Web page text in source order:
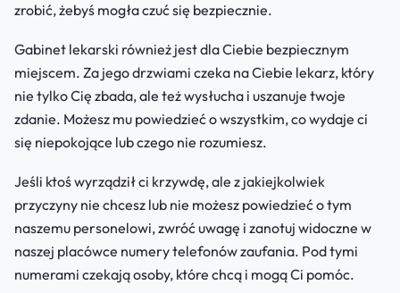
zrobić, żebyś mogła czuć się bezpiecznie.
Gabinet lekarski również jest dla Ciebie bezpiecznym
miejscem. Za jego drzwiami czeka na Ciebie lekarz, który
nie tylko Cię zbada, ale też wysłucha i uszanuje twoje
zdanie. Możesz mu powiedzieć o wszystkim, co wydaje ci
się niepokojące lub czego nie rozumiesz.
Jeśli ktoś wyrządził ci krzywdę, ale z jakiejkolwiek
przyczyny nie chcesz lub nie możesz powiedzieć o tym
naszemu personelowi, zwróć uwagę i zanotuj widoczne w
naszej placówce numery telefonów zaufania. Pod tymi
numerami czekają osoby, które chcą i mogą Ci pomóc.